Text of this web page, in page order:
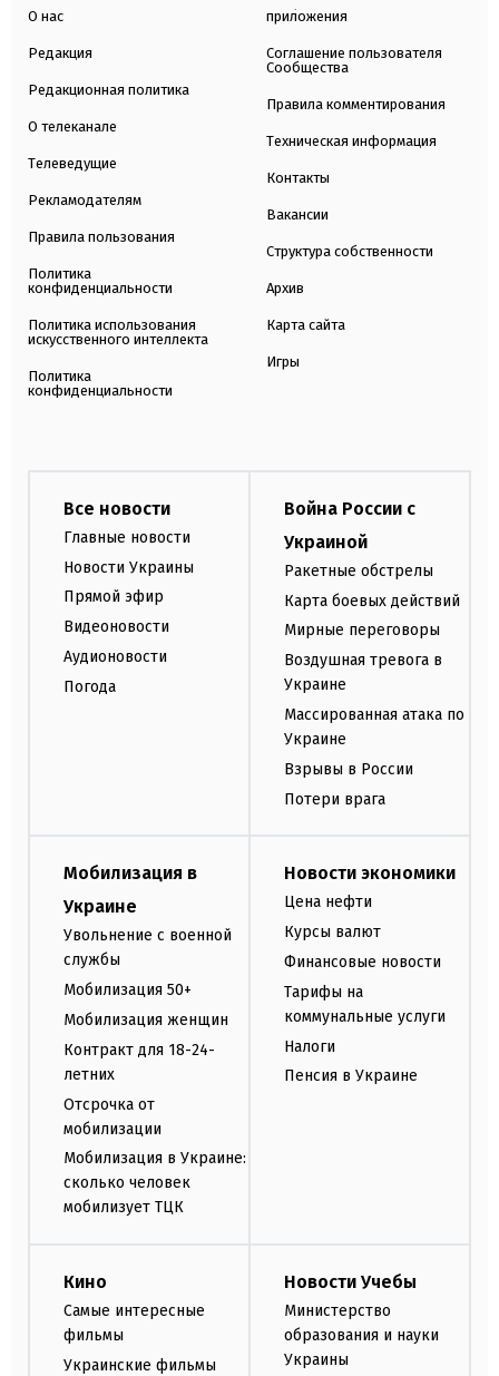
О нас
Редакция
Редакционная политика
О телеканале
Телеведущие
Рекламодателям
Правила пользования
Политика
конфиденциальности
Политика использования
искусственного интеллекта
Политика
конфиденциальности
приложения
Соглашение пользователя
Сообщества
Правила комментирования
Техническая информация
Контакты
Вакансии
Структура собственности
Архив
Карта сайта
Игры
Все новости
Главные новости
Новости Украины
Прямой эфир
Видеоновости
Аудионовости
Погода
Война России с
Украиной
Ракетные обстрелы
Карта боевых действий
Мирные переговоры
Воздушная тревога в
Украине
Массированная атака по
Украине
Взрывы в России
Потери врага
Мобилизация в
Украине
Увольнение с военной
службы
Мобилизация 50+
Мобилизация женщин
Контракт для 18-24-
летних
Отсрочка от
мобилизации
Мобилизация в Украине:
сколько человек
мобилизует ТЦК
Новости экономики
Цена нефти
Курсы валют
Финансовые новости
Тарифы на
коммунальные услуги
Налоги
Пенсия в Украине
Кино
Самые интересные
фильмы
Украинские фильмы
Новости Учебы
Министерство
образования и науки
Украины